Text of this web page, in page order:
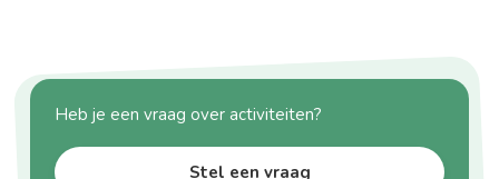
Heb je een vraag over activiteiten?
Stel een vraag